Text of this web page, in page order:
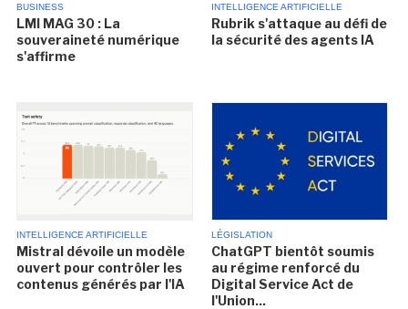
BUSINESS
LMI MAG 30 : La
souveraineté numérique
s'affirme
INTELLIGENCE ARTIFICIELLE
Rubrik s'attaque au défi de
la sécurité des agents IA
INTELLIGENCE ARTIFICIELLE
Mistral dévoile un modèle
ouvert pour contrôler les
contenus générés par l'IA
LÉGISLATION
ChatGPT bientôt soumis
au régime renforcé du
Digital Service Act de
l'Union...